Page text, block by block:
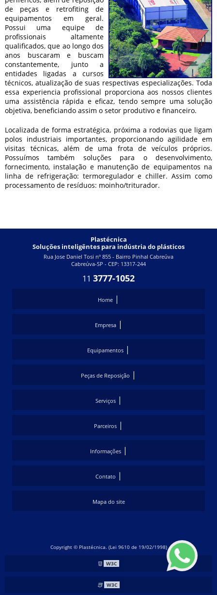
de peças e retrofiting de
equipamentos em geral.
Possui uma equipe de
profissionais altamente
qualificados, que ao longo dos
anos buscaram e buscam
constantemente, junto a
entidades ligadas a cursos
técnicos, atualização de suas respectivas especializações. Toda
essa experiencia profissional proporciona aos nossos clientes
uma assistência rápida e eficaz, tendo sempre uma solução
objetiva, beneficiando assim o setor produtivo e financeiro.
Localizada de forma estratégica, próxima a rodovias que ligam
polos industriais importantes, proporcionando agilidade em
visitas técnicas, além de uma frota de veículos próprios.
Possuímos também soluções para o desenvolvimento,
fornecimento, instalação e manutenção de equipamentos na
linha de refrigeração: termoregulador e chiller. Assim como
processamento de resíduos: moinho/triturador.
Plastécnica
Soluções inteligêntes para indústria do plásticos
Rua Jose Daniel Tosi nº 855 - Bairro Pinhal Cabreúva
Cabreúva-SP - CEP: 13317-244
11 3777-1052
Home |
Empresa|
Equipamentos |
Peças de Reposição |
Serviços|
Parceiros |
Informações|
Contato |
Mapa do site
Copyright © Plastécnica. (Lei 9610 de 19/02/1998)
W3C
W3C